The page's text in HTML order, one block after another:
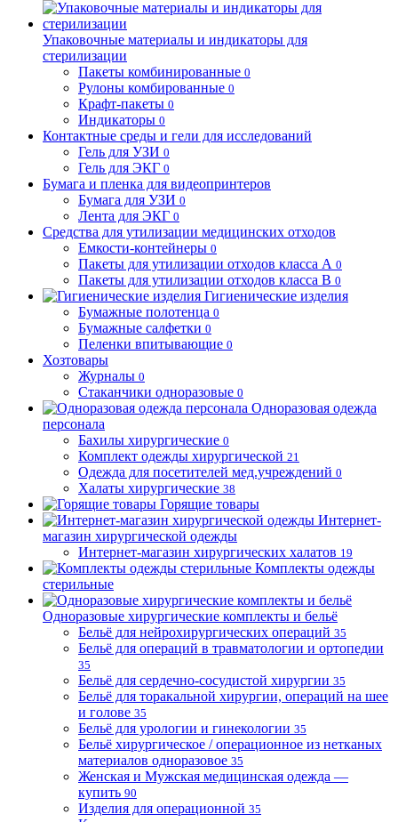
Упаковочные материалы и индикаторы для
стерилизации
Пакеты комбинированные 0
Рулоны комбированные 0
Крафт-пакеты 0
Индикаторы 0
Контактные среды и гели для исследований
Гель для УЗИ 0
Гель для ЭКГ 0
Бумага и пленка для видеопринтеров
Бумага для УЗИ 0
Лента для ЭКГ 0
Средства для утилизации медицинских отходов
Емкости-контейнеры 0
Пакеты для утилизации отходов класса А 0
Пакеты для утилизации отходов класса В 0
Гигиенические изделия
Бумажные полотенца 0
Бумажные салфетки 0
Пеленки впитывающие 0
Хозтовары
Журналы 0
Стаканчики одноразовые 0
Одноразовая одежда
персонала
Бахилы хирургические 0
Комплект одежды хирургической 21
Одежда для посетителей мед.учреждений 0
Халаты хирургические 38
Горящие товары
Интернет-
магазин хирургической одежды
Интернет-магазин хирургических халатов 19
Комплекты одежды
стерильные
Одноразовые хирургические комплекты и бельё
Бельё для нейрохирургических операций 35
Бельё для операций в травматологии и ортопедии
35
Бельё для сердечно-сосудистой хирургии 35
Бельё для торакальной хирургии, операций на шее
и голове 35
Бельё для урологии и гинекологии 35
Бельё хирургическое / операционное из нетканых
материалов одноразовое 35
Женская и Мужская медицинская одежда —
купить 90
Изделия для операционной 35